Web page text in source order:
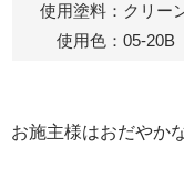
使用塗料：クリー
使用色：05-20B
お施主様はおだやか